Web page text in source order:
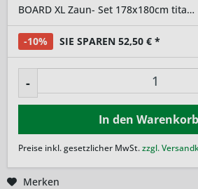
BOARD XL Zaun- Set 178x180cm titangrau
-10% SIE SPAREN 52,50 € *
-
In den Warenkorb
Preise inkl. gesetzlicher MwSt.zzgl.
Merken